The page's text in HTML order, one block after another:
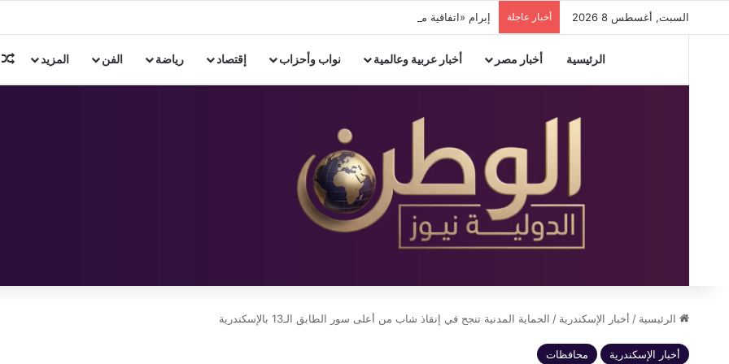
السبت, أغسطس 8 2026 أخبار عاجلة إبرام «اتفاقية مكة للدفاع المشترك» بين 3 دول إسلامية
الرئيسية أخبار مصر أخبار عربية وعالمية نواب وأحزاب إقتصاد رياضة الفن المزيد
الرئيسية / أخبار الإسكندرية / الحماية المدنية تنجح في إنقاذ شاب من أعلى سور الطابق الـ13 بالإسكندرية
أخبار الإسكندرية محافظات